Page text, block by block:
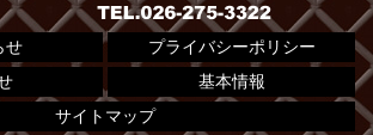
せ
プライバシーポリシー
基本情報
サイトマップ